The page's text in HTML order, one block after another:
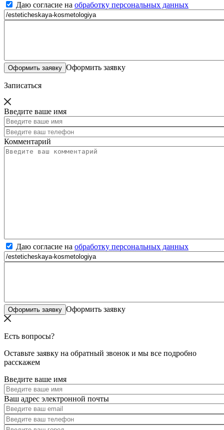
Даю согласие на обработку персональных данных
Оформить заявку
Записаться
Введите ваше имя
Комментарий
Даю согласие на обработку персональных данных
Оформить заявку
Есть вопросы?
Оставьте заявку на обратный звонок и мы все подробно
расскажем
Введите ваше имя
Ваш адрес электронной почты